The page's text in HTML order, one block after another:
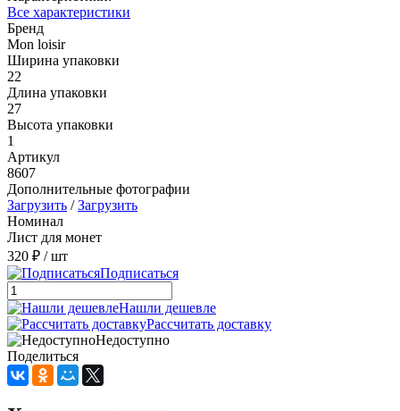
Все характеристики
Бренд
Mon loisir
Ширина упаковки
22
Длина упаковки
27
Высота упаковки
1
Артикул
8607
Дополнительные фотографии
Загрузить /Загрузить
Номинал
Лист для монет
320 ₽ / шт
Подписаться
Нашли дешевле
Рассчитать доставку
Недоступно
Поделиться